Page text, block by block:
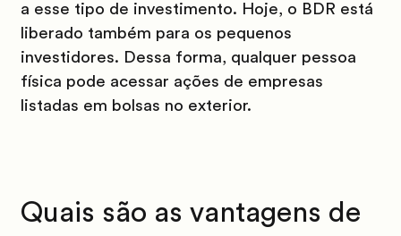
a esse tipo de investimento. Hoje, o BDR está
liberado também para os pequenos
investidores. Dessa forma, qualquer pessoa
física pode acessar ações de empresas
listadas em bolsas no exterior.
Quais são as vantagens de